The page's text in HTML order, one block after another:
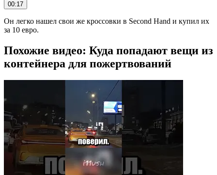
00:17
Он легко нашел свои же кроссовки в Second Hand и купил их
за 10 евро.
Похожие видео: Куда попадают вещи из
контейнера для пожертвований